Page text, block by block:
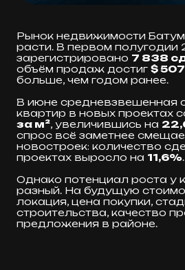
РЕКОМЕНДОВАННЫЕ
ОБЪЕКТЫВ БАТУМИ
Мы отобрали лучшие объекты для вас.
Вам остается только выбрать.